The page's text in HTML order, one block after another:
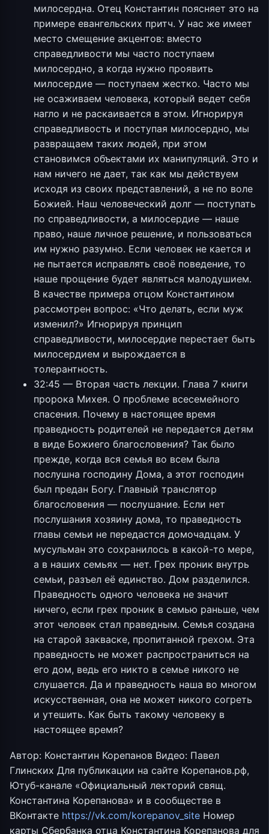
милосердна. Отец Константин поясняет это на
примере евангельских притч. У нас же имеет
место смещение акцентов: вместо
справедливости мы часто поступаем
милосердно, а когда нужно проявить
милосердие — поступаем жестко. Часто мы
не осаживаем человека, который ведет себя
нагло и не раскаивается в этом. Игнорируя
справедливость и поступая милосердно, мы
развращаем таких людей, при этом
становимся объектами их манипуляций. Это и
нам ничего не дает, так как мы действуем
исходя из своих представлений, а не по воле
Божией. Наш человеческий долг — поступать
по справедливости, а милосердие — наше
право, наше личное решение, и пользоваться
им нужно разумно. Если человек не кается и
не пытается исправлять своё поведение, то
наше прощение будет являться малодушием.
В качестве примера отцом Константином
рассмотрен вопрос: «Что делать, если муж
изменил?» Игнорируя принцип
справедливости, милосердие перестает быть
милосердием и вырождается в
толерантность.
32:45 — Вторая часть лекции. Глава 7 книги
пророка Михея. О проблеме всесемейного
спасения. Почему в настоящее время
праведность родителей не передается детям
в виде Божиего благословения? Так было
прежде, когда вся семья во всем была
послушна господину Дома, а этот господин
был предан Богу. Главный транслятор
благословения — послушание. Если нет
послушания хозяину дома, то праведность
главы семьи не передастся домочадцам. У
мусульман это сохранилось в какой-то мере,
а в наших семьях — нет. Грех проник внутрь
семьи, разъел её единство. Дом разделился.
Праведность одного человека не значит
ничего, если грех проник в семью раньше, чем
этот человек стал праведным. Семья создана
на старой закваске, пропитанной грехом. Эта
праведность не может распространиться на
его дом, ведь его никто в семье никого не
слушается. Да и праведность наша во многом
искусственная, она не может никого согреть
и утешить. Как быть такому человеку в
настоящее время?
Автор: Константин Корепанов Видео: Павел
Глинских Для публикации на сайте Корепанов.рф,
Ютуб-канале «Официальный лекторий свящ.
Константина Корепанова» и в сообществе в
ВКонтакте https://vk.com/korepanov_site Номер
карты Сбербанка отца Константина Корепанова для